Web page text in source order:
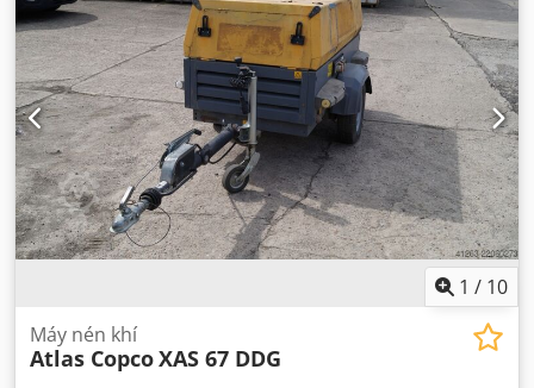
1 / 10
Máy nén khí
Atlas CopcoXAS 67 DDG